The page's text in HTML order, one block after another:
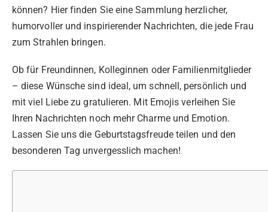
können? Hier finden Sie eine Sammlung herzlicher,
humorvoller und inspirierender Nachrichten, die jede Frau
zum Strahlen bringen.
Ob für Freundinnen, Kolleginnen oder Familienmitglieder
– diese Wünsche sind ideal, um schnell, persönlich und
mit viel Liebe zu gratulieren. Mit Emojis verleihen Sie
Ihren Nachrichten noch mehr Charme und Emotion.
Lassen Sie uns die Geburtstagsfreude teilen und den
besonderen Tag unvergesslich machen!